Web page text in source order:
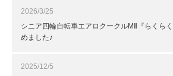
2026/3/25
シニア四輪自転車エアロクークルMⅡ『らくら
めました♪
2025/12/5